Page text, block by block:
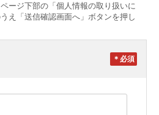
ージ下部の「個人情報の取り扱いに
え「送信確認画面へ」ボタンを押し
＊